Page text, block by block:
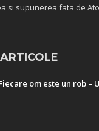
si supunerea fata de
om este un rob –